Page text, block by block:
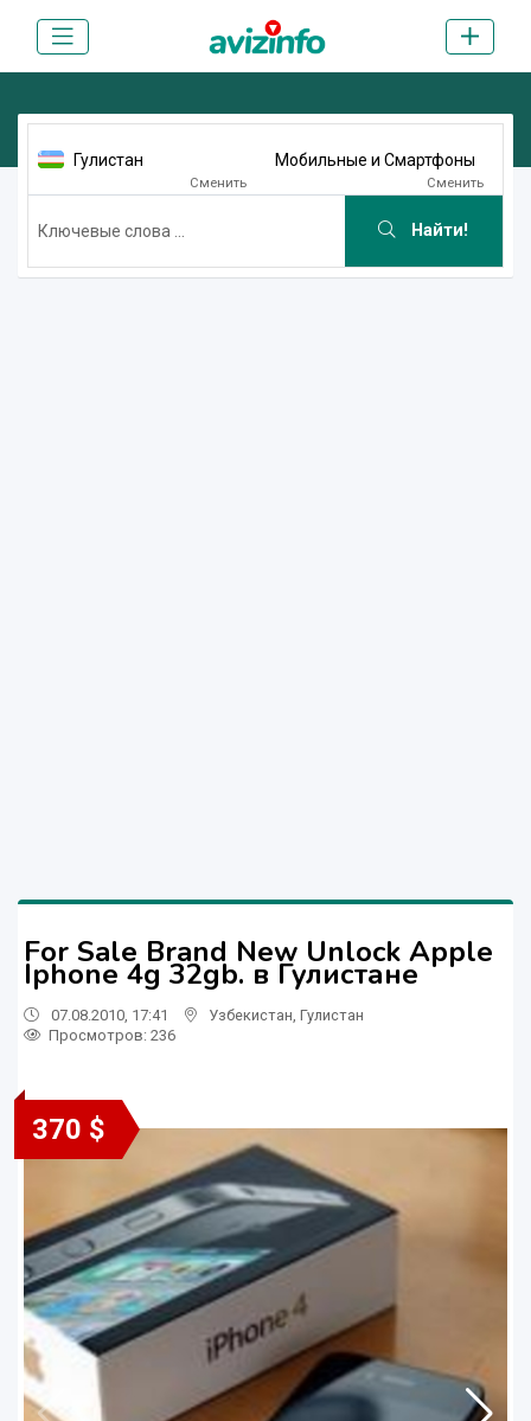
Гулистан
Сменить
Мобильные и Смартфоны
Сменить
Найти!
For Sale Brand New Unlock Apple
Iphone 4g 32gb. в Гулистане
07.08.2010, 17:41 Узбекистан Гулистан
Просмотров: 236
370 $